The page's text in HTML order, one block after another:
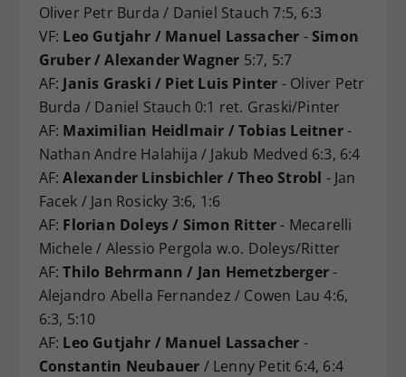
Oliver Petr Burda / Daniel Stauch 7:5, 6:3
VF: Leo Gutjahr / Manuel Lassacher -Simon
Gruber / Alexander Wagner 5:7, 5:7
AF: Janis Graski / Piet Luis Pinter - Oliver Petr
Burda / Daniel Stauch 0:1 ret. Graski/Pinter
AF: Maximilian Heidlmair / Tobias Leitner-
Nathan Andre Halahija / Jakub Medved 6:3, 6:4
AF:Alexander Linsbichler / Theo Strobl - Jan
Facek / Jan Rosicky 3:6, 1:6
AF: Florian Doleys / Simon Ritter- Mecarelli
Michele / Alessio Pergola w.o. Doleys/Ritter
AF:Thilo Behrmann / Jan Hemetzberger-
Alejandro Abella Fernandez / Cowen Lau 4:6,
6:3, 5:10
AF: Leo Gutjahr / Manuel Lassacher -
Constantin Neubauer / Lenny Petit 6:4, 6:4